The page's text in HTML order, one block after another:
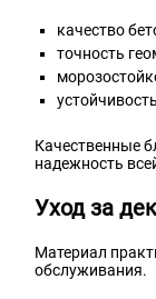
качество
точность
Качественные
надежность
Уход за
Материал
обслуживания.